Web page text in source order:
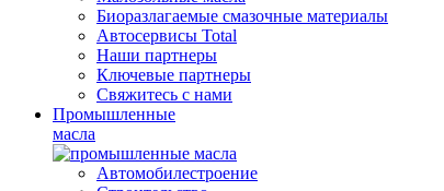
Биоразлагаемые смазочные материалы
Автосервисы Total
Наши партнеры
Ключевые партнеры
Свяжитесь с нами
Промышленные
масла
Автомобилестроение